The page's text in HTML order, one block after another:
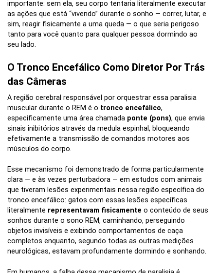
importante: sem ela, seu corpo tentaria literalmente executar
as ações que está “vivendo” durante o sonho — correr, lutar, e
sim, reagir fisicamente a uma queda — o que seria perigoso
tanto para você quanto para qualquer pessoa dormindo ao
seu lado.
O Tronco Encefálico Como Diretor Por Trás
das Câmeras
A região cerebral responsável por orquestrar essa paralisia
muscular durante o REM é o tronco encefálico,
especificamente uma área chamada ponte (pons), que envia
sinais inibitórios através da medula espinhal, bloqueando
efetivamente a transmissão de comandos motores aos
músculos do corpo.
Esse mecanismo foi demonstrado de forma particularmente
clara — e às vezes perturbadora — em estudos com animais
que tiveram lesões experimentais nessa região específica do
tronco encefálico: gatos com essas lesões específicas
literalmente representavam fisicamente o conteúdo de seus
sonhos durante o sono REM, caminhando, perseguindo
objetos invisíveis e exibindo comportamentos de caça
completos enquanto, segundo todas as outras medições
neurológicas, estavam profundamente dormindo e sonhando.